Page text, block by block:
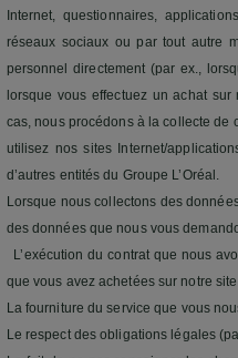
Internet, questionnaires,
réseaux sociaux ou par tout autre
personnel directement (par ex.,
lorsque vous effectuez un achat
cas, nous procédons à la collecte de
utilisez nos sites Internet/
d’autres entités du Groupe L’Oréal.
Lorsque nous collectons des
des données que nous vous
L’exécution du contrat que nous
que vous avez achetées sur notre
La fourniture du service que vous
Le respect des obligations légales